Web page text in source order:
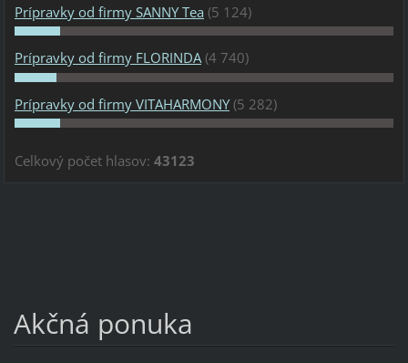
Prípravky od firmy SANNY Tea (5 124)
Prípravky od firmy FLORINDA (4 740)
Prípravky od firmy VITAHARMONY (5 282)
Celkový počet hlasov: 43123
Akčná ponuka